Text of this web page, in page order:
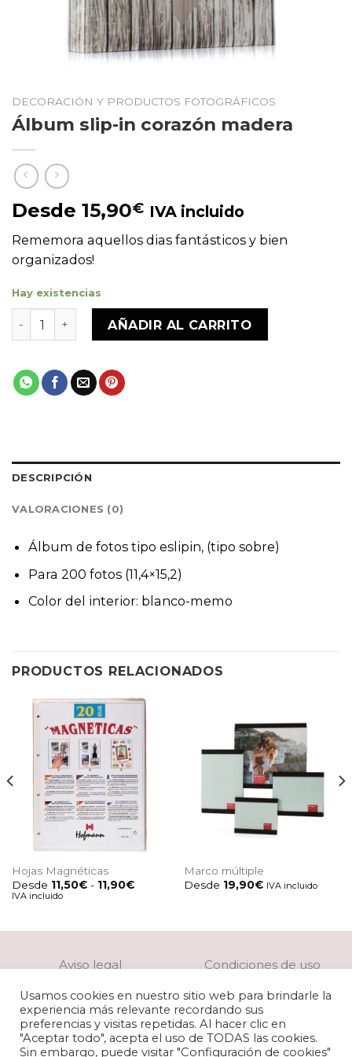
DECORACIÓN Y PRODUCTOS FOTOGRÁFICOS
Álbum slip-in corazón madera
Desde 15,90€ IVA incluido
Rememora aquellos dias fantásticos y bien
organizados!
Hay existencias
Álbum slip-in corazón madera cantidad
AÑADIR AL CARRITO
DESCRIPCIÓN
VALORACIONES (0)
Álbum de fotos tipo eslipin, (tipo sobre)
Para 200 fotos (11,4×15,2)
Color del interior: blanco-memo
PRODUCTOS RELACIONADOS
Hojas Magnéticas
Desde 11,50€ - 11,90€Rango
hasta
IVA incluido
Marco múltiple
Desde 19,90€ IVA incluido
Aviso legal Condiciones de uso
Política de privacidad Política de cookies
Preparación de archivos
Usamos cookies en nuestro sitio web para brindarle la
experiencia más relevante recordando sus
preferencias y visitas repetidas. Al hacer clic en
"Aceptar todo", acepta el uso de TODAS las cookies.
Sin embargo, puede visitar "Configuración de cookies"